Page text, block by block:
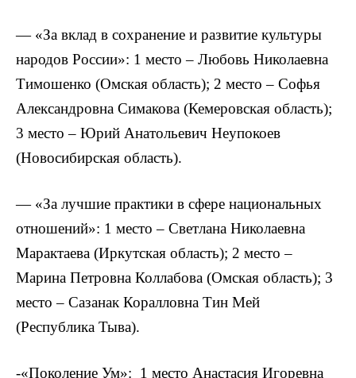
— «За вклад в сохранение и развитие культуры
народов России»: 1 место – Любовь Николаевна
Тимошенко (Омская область); 2 место – Софья
Александровна Симакова (Кемеровская область);
3 место – Юрий Анатольевич Неупокоев
(Новосибирская область).
— «За лучшие практики в сфере национальных
отношений»: 1 место – Светлана Николаевна
Марактаева (Иркутская область); 2 место –
Марина Петровна Коллабова (Омская область); 3
место – Сазанак Коралловна Тин Мей
(Республика Тыва).
-«Поколение Ум»: 1 место Анастасия Игоревна